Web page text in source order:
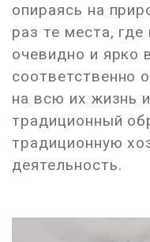
опираясь на
раз те места,
очевидно и ярко
соответственно
на всю их жизнь
традиционный
традиционную
деятельность.